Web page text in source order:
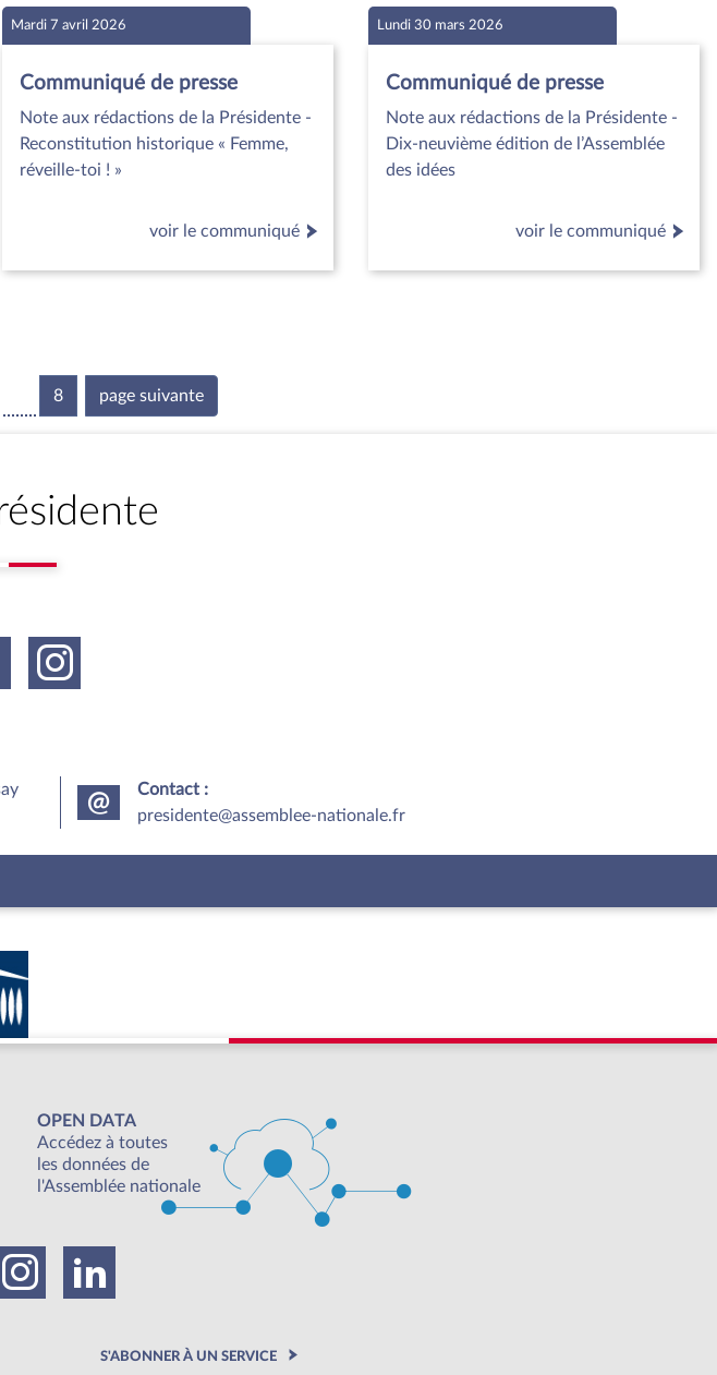
Mardi 7 avril 2026
Communiqué de presse
Note aux rédactions de la Présidente -
Reconstitution historique « Femme,
réveille-toi ! »
voir le communiqué
Lundi 30 mars 2026
Communiqué de presse
Note aux rédactions de la Présidente -
Dix-neuvième édition de l’Assemblée
des idées
voir le communiqué
8 page suivante
Contact :
presidente@assemblee-nationale.fr
OPEN DATA
Accédez à toutes
les données de
l'Assemblée nationale
S'ABONNER À UN SERVICE